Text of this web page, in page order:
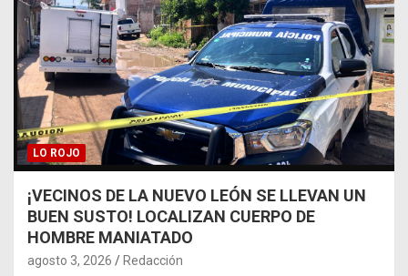
LO ROJO
¡VECINOS DE LA NUEVO LEÓN SE LLEVAN UN
BUEN SUSTO! LOCALIZAN CUERPO DE
HOMBRE MANIATADO
agosto 3, 2026 Redacción